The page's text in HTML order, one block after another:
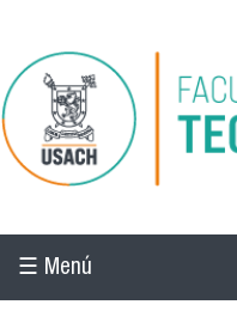
Pasar al contenido principal
☰ Menú